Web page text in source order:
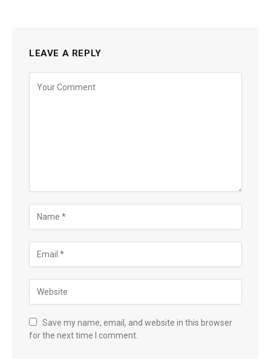
LEAVE A REPLY
Save my name, email, and website in this browser
for the next time I comment.